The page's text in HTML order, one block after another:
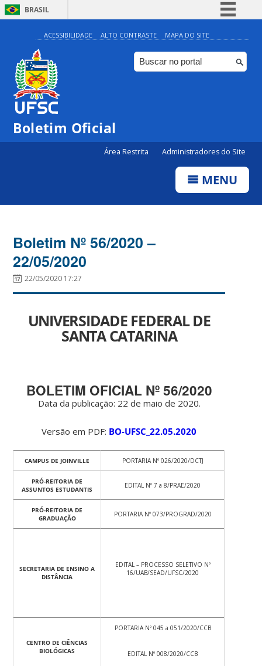
BRASIL
Simplifique!
Comunica BR
Participe
ACESSIBILIDADE ALTO CONTRASTE MAPA DO SITE
Boletim Oficial
Área Restrita Administradores do Site
MENU
Boletim Nº 56/2020 –
22/05/2020
22/05/2020 17:27
UNIVERSIDADE FEDERAL DE
SANTA CATARINA
BOLETIM OFICIAL Nº 56/2020
Data da publicação: 22 de maio de 2020.
Versão em PDF: BO-UFSC_22.05.2020
CAMPUS DE JOINVILLE PORTARIA Nº 026/2020/DCTJ
PRÓ-REITORIA DE
ASSUNTOS ESTUDANTIS
EDITAL Nº 7 a 8/PRAE/2020
PRÓ-REITORIA DE
GRADUAÇÃO
PORTARIA Nº 073/PROGRAD/2020
SECRETARIA DE ENSINO A
DISTÂNCIA
EDITAL – PROCESSO SELETIVO Nº
16/UAB/SEAD/UFSC/2020
CENTRO DE CIÊNCIAS
BIOLÓGICAS
PORTARIA Nº 045 a 051/2020/CCB
EDITAL Nº 008/2020/CCB